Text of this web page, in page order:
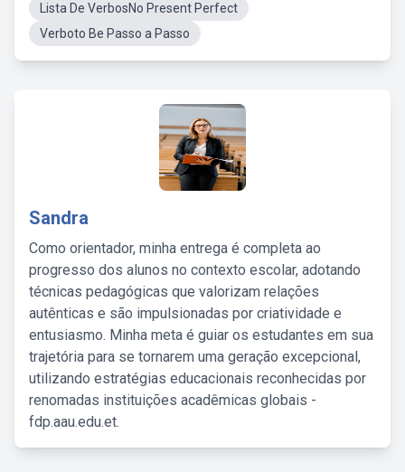
Lista De VerbosNo Present Perfect
Verboto Be Passo a Passo
Sandra
Como orientador, minha entrega é completa ao
progresso dos alunos no contexto escolar, adotando
técnicas pedagógicas que valorizam relações
autênticas e são impulsionadas por criatividade e
entusiasmo. Minha meta é guiar os estudantes em sua
trajetória para se tornarem uma geração excepcional,
utilizando estratégias educacionais reconhecidas por
renomadas instituições acadêmicas globais -
fdp.aau.edu.et.